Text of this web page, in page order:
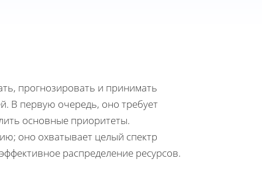
прогнозировать и принимать
В первую очередь, оно требует
основные приоритеты.
оно охватывает целый спектр
распределение ресурсов.